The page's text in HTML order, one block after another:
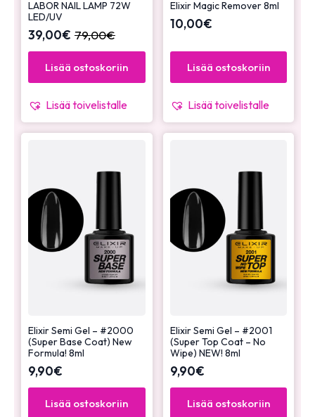
LABOR NAIL LAMP 72W
LED/UV
79,00€
39,00€
Lisää ostoskoriin
Lisää toivelistalle
Elixir Magic Remover 8ml
10,00€
Lisää ostoskoriin
Lisää toivelistalle
Elixir Semi Gel – #2000
(Super Base Coat) New
Formula! 8ml
9,90€
Lisää ostoskoriin
Elixir Semi Gel – #2001
(Super Top Coat – No
Wipe) NEW! 8ml
9,90€
Lisää ostoskoriin